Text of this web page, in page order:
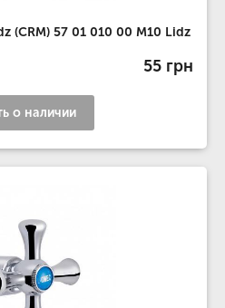
(CRM) 57 01 010 00 M10 Lidz
55 грн
о наличии